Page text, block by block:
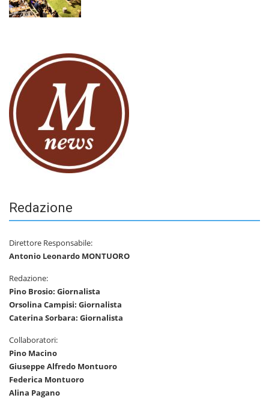
Redazione
Direttore Responsabile:
Antonio Leonardo MONTUORO
Redazione:
Pino Brosio: Giornalista
Orsolina Campisi: Giornalista
Caterina Sorbara: Giornalista
Collaboratori:
Pino Macino
Giuseppe Alfredo Montuoro
Federica Montuoro
Alina Pagano